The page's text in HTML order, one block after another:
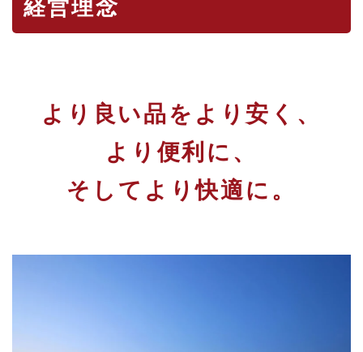
経営理念
より良い品をより安く、
より便利に、
そしてより快適に。